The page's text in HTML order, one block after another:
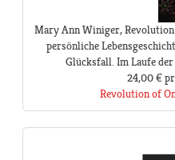
Mary Ann Winiger,
persönliche
Glücksfall. Im Laufe
24,00 €
Revolution of